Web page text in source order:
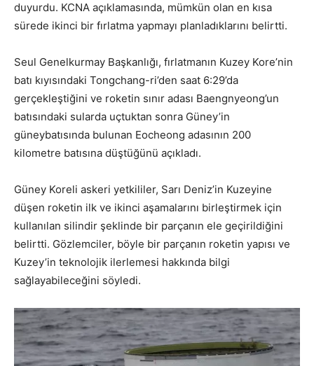
duyurdu. KCNA açıklamasında, mümkün olan en kısa
sürede ikinci bir fırlatma yapmayı planladıklarını belirtti.
Seul Genelkurmay Başkanlığı, fırlatmanın Kuzey Kore’nin
batı kıyısındaki Tongchang-ri’den saat 6:29’da
gerçekleştiğini ve roketin sınır adası Baengnyeong’un
batısındaki sularda uçtuktan sonra Güney’in
güneybatısında bulunan Eocheong adasının 200
kilometre batısına düştüğünü açıkladı.
Güney Koreli askeri yetkililer, Sarı Deniz’in Kuzeyine
düşen roketin ilk ve ikinci aşamalarını birleştirmek için
kullanılan silindir şeklinde bir parçanın ele geçirildiğini
belirtti. Gözlemciler, böyle bir parçanın roketin yapısı ve
Kuzey’in teknolojik ilerlemesi hakkında bilgi
sağlayabileceğini söyledi.